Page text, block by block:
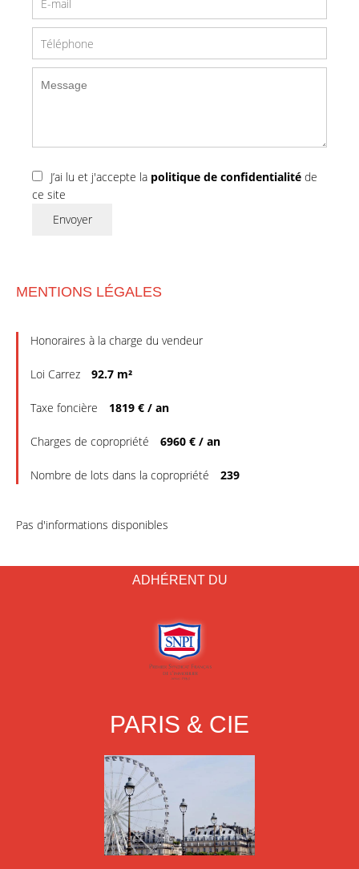
J’ai lu et j'accepte la politique de confidentialité de
ce site
Envoyer
MENTIONS LÉGALES
Honoraires à la charge du vendeur
Loi Carrez 92.7 m²
Taxe foncière 1819 € / an
Charges de copropriété 6960 € / an
Nombre de lots dans la copropriété 239
Pas d'informations disponibles
ADHÉRENT DU
PARIS & CIE